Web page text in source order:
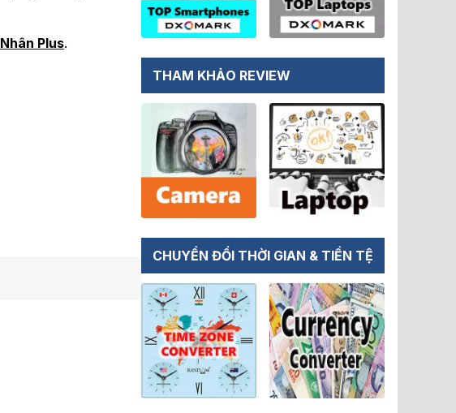
Plus.
THAM KHẢO REVIEW
CHUYỂN ĐỔI THỜI GIAN & TIỀN TỆ